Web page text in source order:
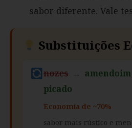
sabor diferente. Vale
Substituições
nozes →
picado
Economia de ~70%
sabor mais rústico e